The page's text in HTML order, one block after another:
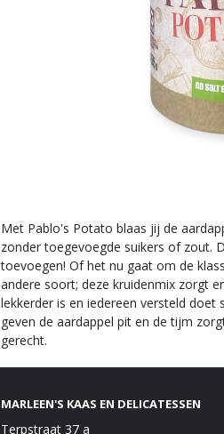
Met Pablo's Potato blaas jij de
zonder toegevoegde suikers of zout.
toevoegen! Of het nu gaat om de
andere soort; deze kruidenmix zorgt
lekkerder is en iedereen versteld doet
geven de aardappel pit en de tijm
gerecht.
MARLEEN'S KAAS EN DELICATESSEN
Terpstraat 37 a